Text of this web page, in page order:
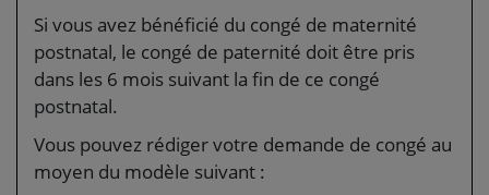
Si vous avez bénéficié du congé de maternité
postnatal, le congé de paternité doit être pris
dans les 6 mois suivant la fin de ce congé
postnatal.
Vous pouvez rédiger votre demande de congé au
moyen du modèle suivant :